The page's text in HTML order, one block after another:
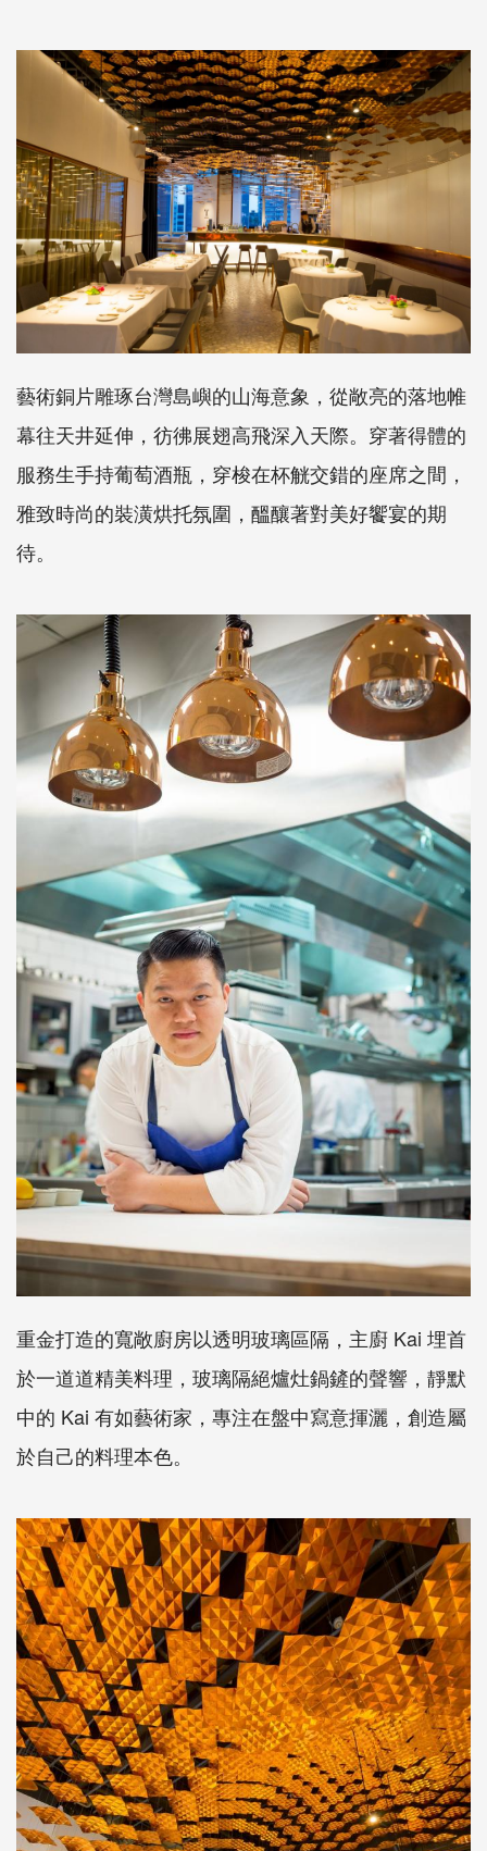
藝術銅片雕琢台灣島嶼的山海意象，從敞亮的落地帷
幕往天井延伸，彷彿展翅高飛深入天際。穿著得體的
服務生手持葡萄酒瓶，穿梭在杯觥交錯的座席之間，
雅致時尚的裝潢烘托氛圍，醞釀著對美好饗宴的期
待。
重金打造的寬敞廚房以透明玻璃區隔，主廚 Kai 埋首
於一道道精美料理，玻璃隔絕爐灶鍋鏟的聲響，靜默
中的 Kai 有如藝術家，專注在盤中寫意揮灑，創造屬
於自己的料理本色。